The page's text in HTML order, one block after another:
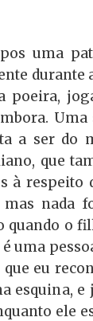
uma
durante
poeira,
Uma
a ser do
que
à respeito
nada
quando o
uma
eu
esquina,
ele